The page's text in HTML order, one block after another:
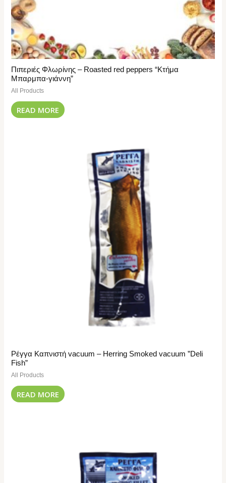
Πιπεριές Φλωρίνης – Roasted red peppers “Κτήμα
Μπαρμπα-γιάννη”
All Products
READ MORE
Ρέγγα Καπνιστή vacuum – Herring Smoked vacuum ”Deli
Fish”
All Products
READ MORE